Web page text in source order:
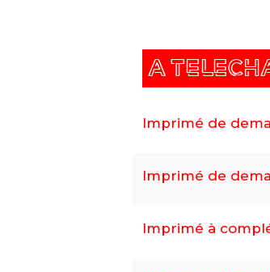
A
Imprimé de
Imprimé de
Imprimé à